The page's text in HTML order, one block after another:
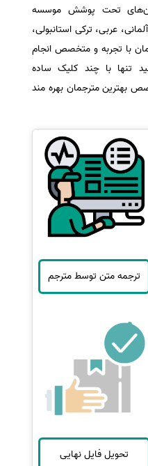
تحت پوشش موسسه
عربی، ترکی استانبولی،
با تجربه و متخصص انجام
تنها با چند کلیک ساده
بهترین مترجمان بهره مند
ترجمه متن توسط مترجم
تحویل فایل نهایی